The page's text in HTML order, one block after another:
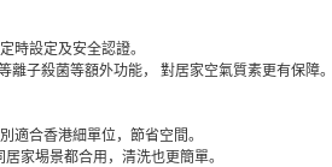
時設定及安全認證。
子殺菌等額外功能， 對居家空氣質素更有保障。
適合香港細單位，節省空間。
家埸景都合用，清洗也更簡單。